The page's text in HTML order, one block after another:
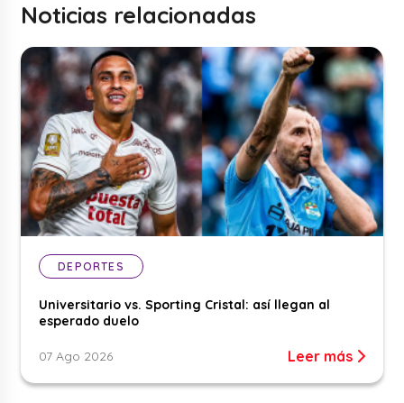
Noticias relacionadas
DEPORTES
Universitario vs. Sporting Cristal: así llegan al
esperado duelo
07 Ago 2026 Leer más